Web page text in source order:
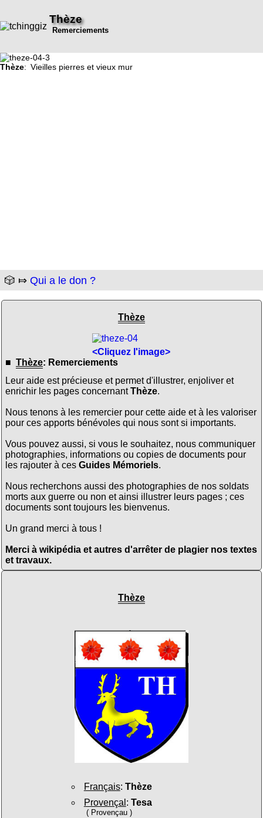
Thèze
Remerciements
Thèze: Vieilles pierres et vieux mur
🎲 ⤇ Qui a le don ?
Thèze
<Cliquez l'image>
■ Thèze: Remerciements
Leur aide est précieuse et permet d'illustrer, enjoliver et
enrichir les pages concernantThèze.
Nous tenons à les remercier pour cette aide et à les valoriser
pour ces apports bénévoles qui nous sont si importants.
Vous pouvez aussi, si vous le souhaitez, nous communiquer
photographies, informations ou copies de documents pour
les rajouter à ces Guides Mémoriels.
Nous recherchons aussi des photographies de nos soldats
morts aux guerre ou non et ainsi illustrer leurs pages ; ces
documents sont toujours les bienvenus.
Un grand merci à tous !
Merci à wikipédia et autres d'arrêter de plagier nos textes
et travaux.
Thèze
Français: Thèze
Provençal : Tesa
( Provençau )